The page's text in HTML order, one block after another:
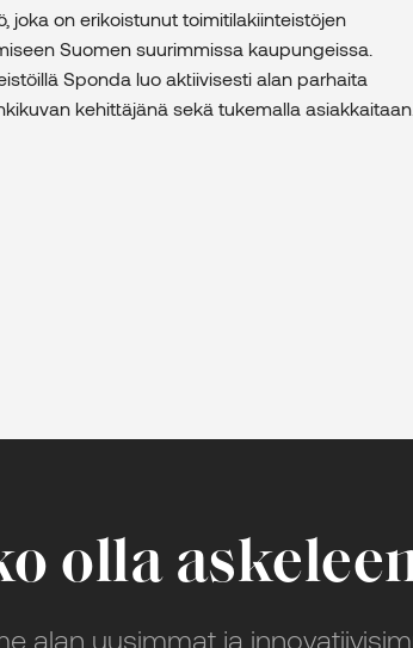
joka on erikoistunut toimitilakiinteistöjen
Suomen suurimmissa kaupungeissa.
Sponda luo aktiivisesti alan parhaita
kehittäjänä sekä tukemalla asiakkaitaan.